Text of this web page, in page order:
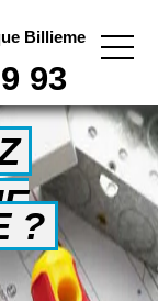
Billieme
93
?